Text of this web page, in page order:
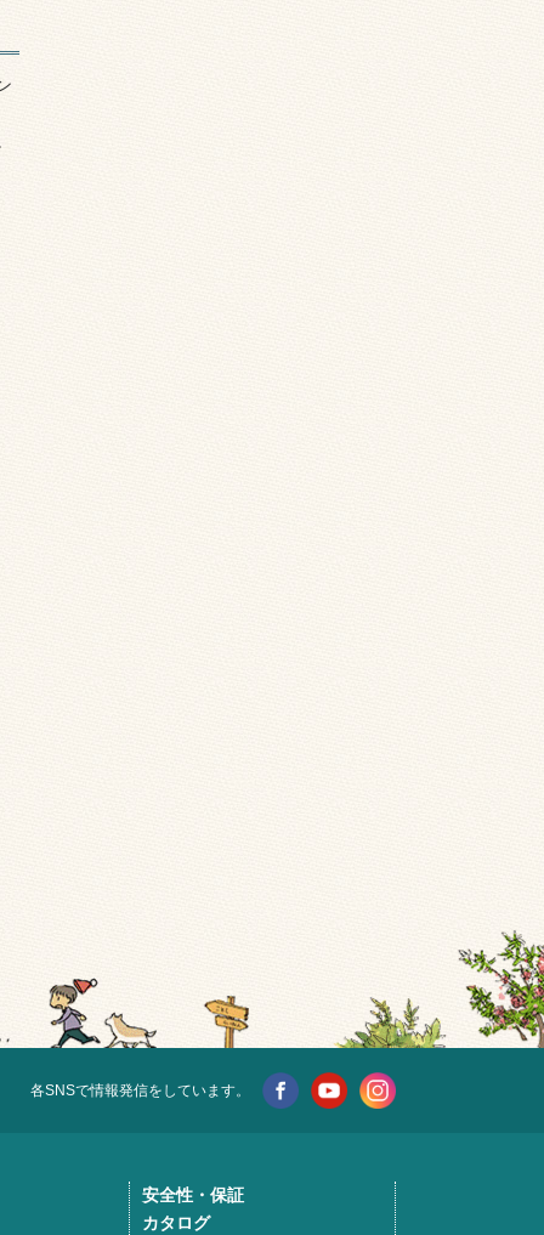
各SNSで情報発信をしています。
安全性・保証
カタログ